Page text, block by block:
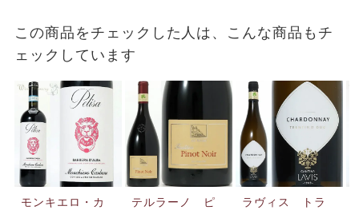
この商品をチェックした人は、こんな商品もチ
ェックしています
モンキエロ・カ
テルラーノ ピ
ラヴィス トラ